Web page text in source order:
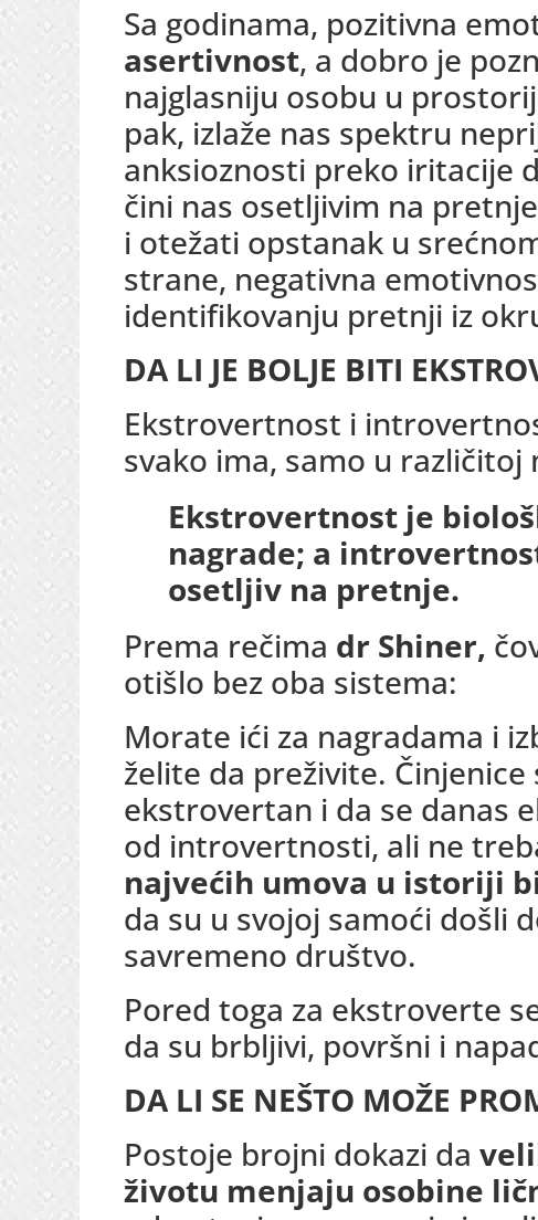
Sa godinama, pozitivna
asertivnost, a dobro je
najglasniju osobu u
pak, izlaže nas spektru
anksioznosti preko iritacije
čini nas osetljivim na
i otežati opstanak u
strane, negativna
identifikovanju pretnji iz
DA LI JE BOLJE BITI
Ekstrovertnost i
svako ima, samo u različitoj
Ekstrovertnost je
nagrade; a
osetljiv na pretnje.
Prema rečima dr Shiner,
otišlo bez oba sistema:
Morate ići za nagradama i
želite da preživite.
ekstrovertan i da se danas
od introvertnosti, ali ne
najvećih umova u istoriji
da su u svojoj samoći došli
savremeno društvo.
Pored toga za ekstroverte
da su brbljivi, površni i
DA LI SE NEŠTO MOŽE
Postoje brojni dokazi da
životu menjaju osobine